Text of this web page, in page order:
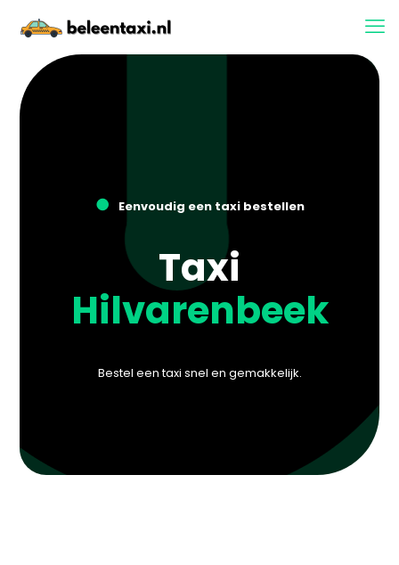
● Eenvoudig een taxi bestellen
Taxi
Hilvarenbeek
Bestel een taxi snel en gemakkelijk.